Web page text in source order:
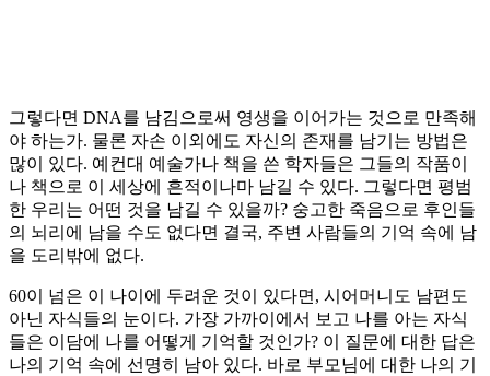
그렇다면 DNA를 남김으로써 영생을 이어가는 것으로 만족해
야 하는가. 물론 자손 이외에도 자신의 존재를 남기는 방법은
많이 있다. 예컨대 예술가나 책을 쓴 학자들은 그들의 작품이
나 책으로 이 세상에 흔적이나마 남길 수 있다. 그렇다면 평범
한 우리는 어떤 것을 남길 수 있을까? 숭고한 죽음으로 후인들
의 뇌리에 남을 수도 없다면 결국, 주변 사람들의 기억 속에 남
을 도리밖에 없다.
60이 넘은 이 나이에 두려운 것이 있다면, 시어머니도 남편도
아닌 자식들의 눈이다. 가장 가까이에서 보고 나를 아는 자식
들은 이담에 나를 어떻게 기억할 것인가? 이 질문에 대한 답은
나의 기억 속에 선명히 남아 있다. 바로 부모님에 대한 나의 기